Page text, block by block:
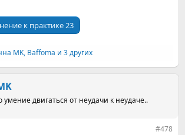
к практике 23
MK, Baffoma и 3 других
умение двигаться от неудачи к неудаче..
#478